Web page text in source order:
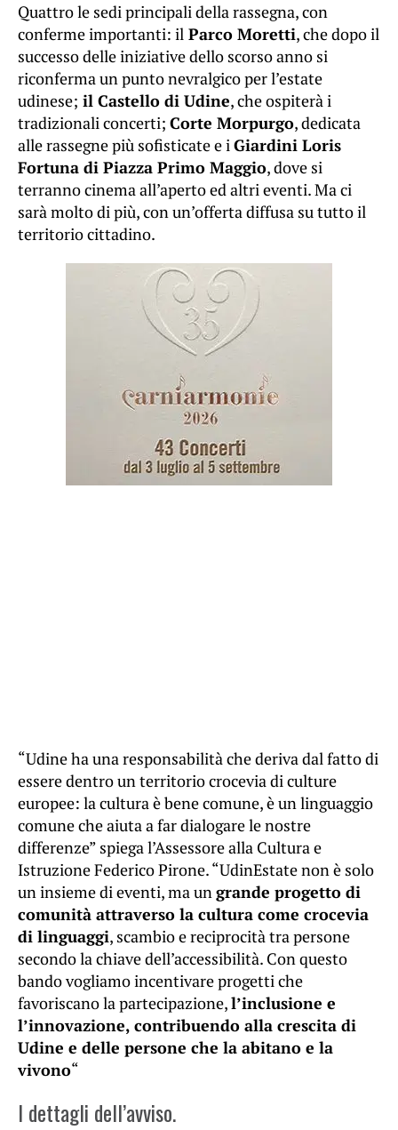
Quattro le sedi principali della rassegna, con
conferme importanti: il Parco Moretti, che dopo il
successo delle iniziative dello scorso anno si
riconferma un punto nevralgico per l’estate
udinese; il Castello di Udine, che ospiterà i
tradizionali concerti; Corte Morpurgo, dedicata
alle rassegne più sofisticate e iGiardini Loris
Fortuna di Piazza Primo Maggio, dove si
terranno cinema all’aperto ed altri eventi. Ma ci
sarà molto di più, con un’offerta diffusa su tutto il
territorio cittadino.
“Udine ha una responsabilità che deriva dal fatto di
essere dentro un territorio crocevia di culture
europee: la cultura è bene comune, è un linguaggio
comune che aiuta a far dialogare le nostre
differenze” spiega l’Assessore alla Cultura e
Istruzione Federico Pirone. “UdinEstate non è solo
un insieme di eventi, ma ungrande progetto di
comunità attraverso la cultura come crocevia
di linguaggi, scambio e reciprocità tra persone
secondo la chiave dell’accessibilità. Con questo
bando vogliamo incentivare progetti che
favoriscano la partecipazione,l’inclusione e
l’innovazione, contribuendo alla crescita di
Udine e delle persone che la abitano e la
vivono“
I dettagli dell’avviso.